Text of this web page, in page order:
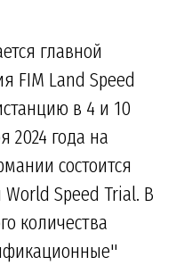
главной
FIM Land Speed
в 4 и 10
2024 года на
состоится
Speed Trial. В
количества